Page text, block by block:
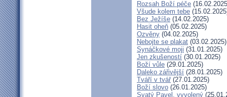
Rozsah Boží péče
Všude kolem tebe
Bez Ježíše (14.02.2025)
Hasit oheň (05.02.2025)
Ozvěny (04.02.2025)
Nebojte se plakat (03.02.2025)
Synáčkové moji (31.01.2025)
Jen zkušeností (30.01.2025)
Boží vůle (29.01.2025)
Daleko zářivější (28.01.2025)
Tváří v tvář(27.01.2025)
Boží slovo (26.01.2025)
Svatý Pavel, vyvolený